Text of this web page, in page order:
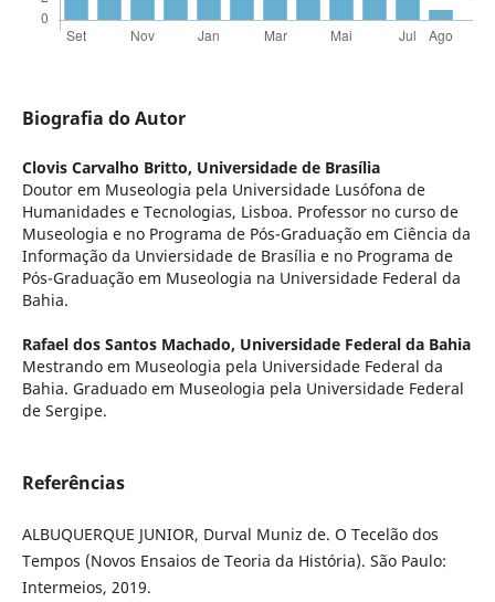
Biografia do Autor
Clovis Carvalho Britto, Universidade de Brasília
Doutor em Museologia pela Universidade Lusófona de
Humanidades e Tecnologias, Lisboa. Professor no curso de
Museologia e no Programa de Pós-Graduação em Ciência da
Informação da Unviersidade de Brasília e no Programa de
Pós-Graduação em Museologia na Universidade Federal da
Bahia.
Rafael dos Santos Machado, Universidade Federal da Bahia
Mestrando em Museologia pela Universidade Federal da
Bahia. Graduado em Museologia pela Universidade Federal
de Sergipe.
Referências
ALBUQUERQUE JUNIOR, Durval Muniz de. O Tecelão dos
Tempos (Novos Ensaios de Teoria da História). São Paulo:
Intermeios, 2019.